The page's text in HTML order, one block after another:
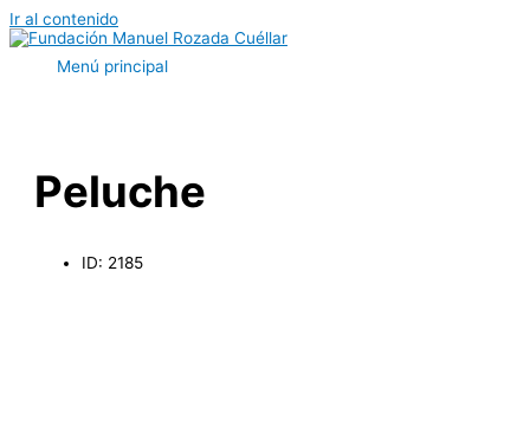
Ir al contenido
Menú principal
Peluche
ID: 2185